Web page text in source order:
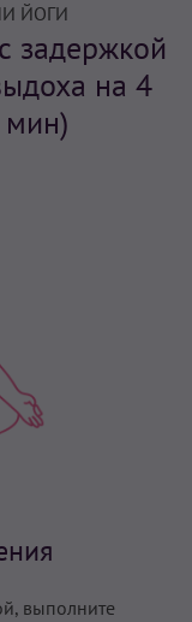
ЙОГИ
задержкой
на 4
мин)
выполните